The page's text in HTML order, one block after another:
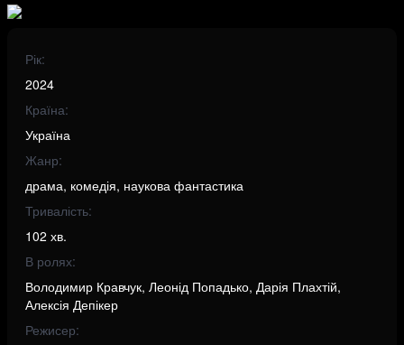
Рік:
2024
Країна:
Україна
Жанр:
драма, комедія, наукова фантастика
Тривалість:
102 хв.
В ролях:
Володимир Кравчук, Леонід Попадько, Дарія Плахтій,
Алексія Депікер
Режисер: